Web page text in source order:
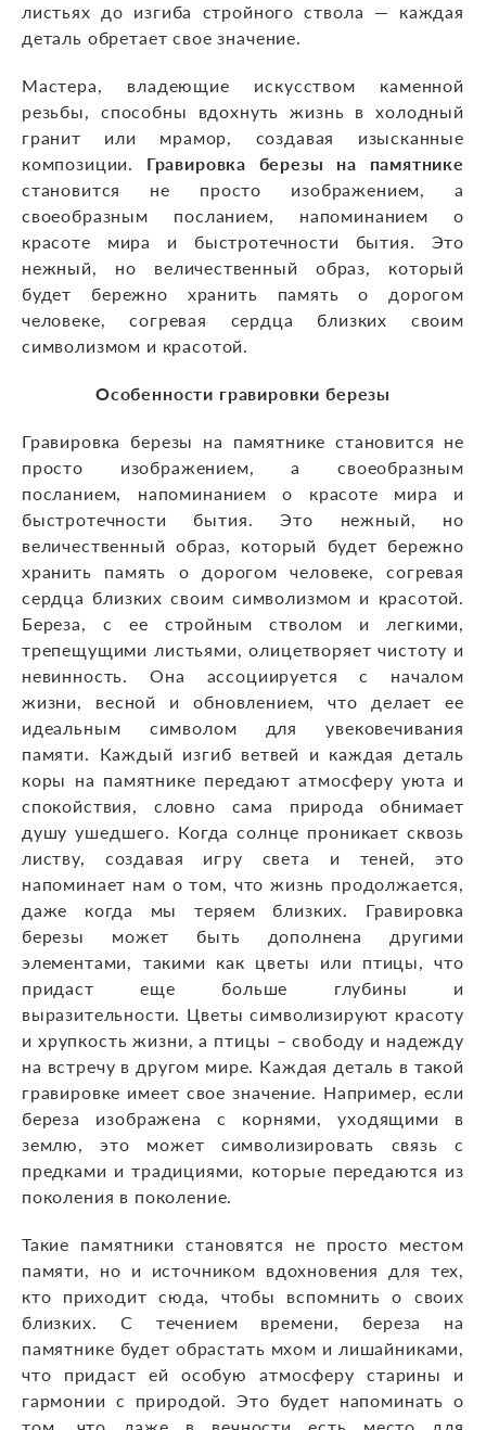
листьях до изгиба стройного ствола — каждая
деталь обретает свое значение.
Мастера, владеющие искусством каменной
резьбы, способны вдохнуть жизнь в холодный
гранит или мрамор, создавая изысканные
композиции. Гравировка березы на памятнике
становится не просто изображением, а
своеобразным посланием, напоминанием о
красоте мира и быстротечности бытия. Это
нежный, но величественный образ, который
будет бережно хранить память о дорогом
человеке, согревая сердца близких своим
символизмом и красотой.
Особенности гравировки березы
Гравировка березы на памятнике становится не
просто изображением, а своеобразным
посланием, напоминанием о красоте мира и
быстротечности бытия. Это нежный, но
величественный образ, который будет бережно
хранить память о дорогом человеке, согревая
сердца близких своим символизмом и красотой.
Береза, с ее стройным стволом и легкими,
трепещущими листьями, олицетворяет чистоту и
невинность. Она ассоциируется с началом
жизни, весной и обновлением, что делает ее
идеальным символом для увековечивания
памяти. Каждый изгиб ветвей и каждая деталь
коры на памятнике передают атмосферу уюта и
спокойствия, словно сама природа обнимает
душу ушедшего. Когда солнце проникает сквозь
листву, создавая игру света и теней, это
напоминает нам о том, что жизнь продолжается,
даже когда мы теряем близких. Гравировка
березы может быть дополнена другими
элементами, такими как цветы или птицы, что
придаст еще больше глубины и
выразительности. Цветы символизируют красоту
и хрупкость жизни, а птицы – свободу и надежду
на встречу в другом мире. Каждая деталь в такой
гравировке имеет свое значение. Например, если
береза изображена с корнями, уходящими в
землю, это может символизировать связь с
предками и традициями, которые передаются из
поколения в поколение.
Такие памятники становятся не просто местом
памяти, но и источником вдохновения для тех,
кто приходит сюда, чтобы вспомнить о своих
близких. С течением времени, береза на
памятнике будет обрастать мхом и лишайниками,
что придаст ей особую атмосферу старины и
гармонии с природой. Это будет напоминать о